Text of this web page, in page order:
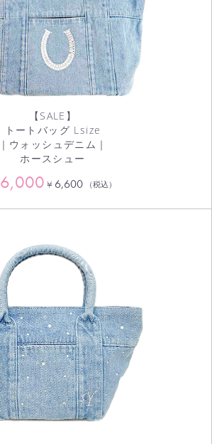
【SALE】
トートバッグ Lsize
｜ウォッシュデニム｜
ホースシュー
6,000 ¥ 6,600 （税込）